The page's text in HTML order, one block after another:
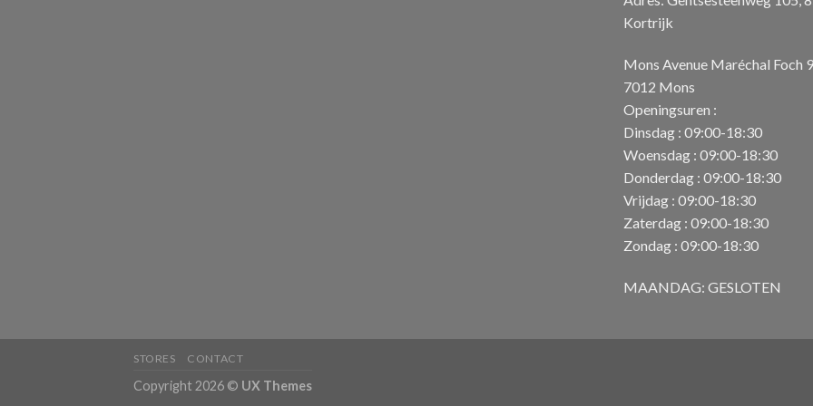
Kortrijk
Mons Avenue Maréchal Foch
7012 Mons
Openingsuren :
Dinsdag : 09:00-18:30
Woensdag : 09:00-18:30
Donderdag : 09:00-18:30
Vrijdag : 09:00-18:30
Zaterdag : 09:00-18:30
Zondag : 09:00-18:30
MAANDAG: GESLOTEN
STORES CONTACT
Copyright 2026 © UX Themes